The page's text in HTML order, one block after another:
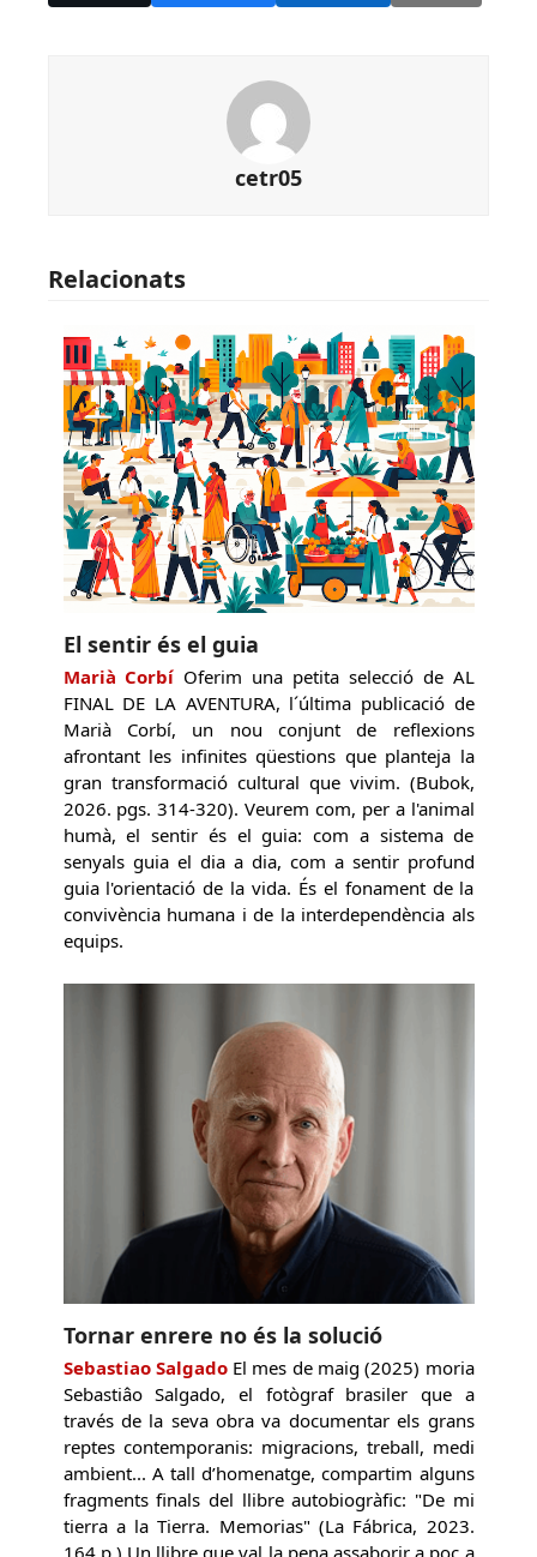
cetr05
Relacionats
El sentir és el guia
Marià Corbí Oferim una petita selecció de AL
FINAL DE LA AVENTURA, l´última publicació de
Marià Corbí, un nou conjunt de reflexions
afrontant les infinites qüestions que planteja la
gran transformació cultural que vivim. (Bubok,
2026. pgs. 314-320). Veurem com, per a l'animal
humà, el sentir és el guia: com a sistema de
senyals guia el dia a dia, com a sentir profund
guia l'orientació de la vida. És el fonament de la
convivència humana i de la interdependència als
equips.
Tornar enrere no és la solució
Sebastiao SalgadoEl mes de maig (2025) moria
Sebastiâo Salgado, el fotògraf brasiler que a
través de la seva obra va documentar els grans
reptes contemporanis: migracions, treball, medi
ambient... A tall d’homenatge, compartim alguns
fragments finals del llibre autobiogràfic: "De mi
tierra a la Tierra. Memorias" (La Fábrica, 2023.
164 p.) Un llibre que val la pena assaborir a poc a